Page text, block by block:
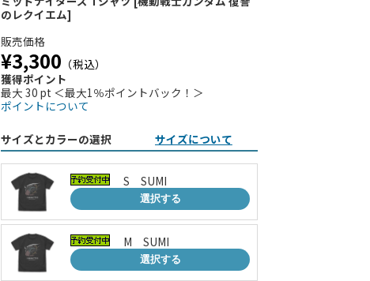
のレクイエム]
販売価格
¥3,300 （税込）
獲得ポイント
最大 30 pt ＜最大1％ポイントバック！＞
ポイントについて
サイズとカラーの選択 サイズについて
S SUMI
選択する
M SUMI
選択する